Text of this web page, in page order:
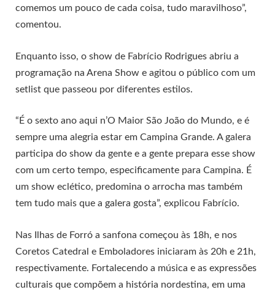
comemos um pouco de cada coisa, tudo maravilhoso”,
comentou.
Enquanto isso, o show de Fabrício Rodrigues abriu a
programação na Arena Show e agitou o público com um
setlist que passeou por diferentes estilos.
“É o sexto ano aqui n’O Maior São João do Mundo, e é
sempre uma alegria estar em Campina Grande. A galera
participa do show da gente e a gente prepara esse show
com um certo tempo, especificamente para Campina. É
um show eclético, predomina o arrocha mas também
tem tudo mais que a galera gosta”, explicou Fabrício.
Nas Ilhas de Forró a sanfona começou às 18h, e nos
Coretos Catedral e Emboladores iniciaram às 20h e 21h,
respectivamente. Fortalecendo a música e as expressões
culturais que compõem a história nordestina, em uma